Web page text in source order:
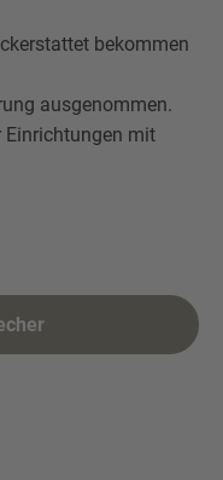
bekommen
ausgenommen.
mit